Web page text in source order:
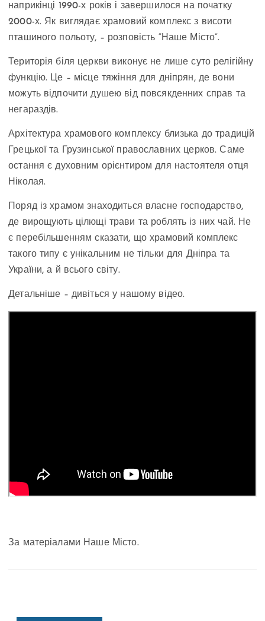
наприкінці 1990-х років і завершилося на початку
2000-х. Як виглядає храмовий комплекс з висоти
пташиного польоту, – розповість “Наше Місто”.
Територія біля церкви виконує не лише суто релігійну
функцію. Це – місце тяжіння для дніпрян, де вони
можуть відпочити душею від повсякденних справ та
негараздів.
Архітектура храмового комплексу близька до традицій
Грецької та Грузинської православних церков. Саме
остання є духовним орієнтиром для настоятеля отця
Ніколая.
Поряд із храмом знаходиться власне господарство,
де вирощують цілющі трави та роблять із них чай. Не
є перебільшенням сказати, що храмовий комплекс
такого типу є унікальним не тільки для Дніпра та
України, а й всього світу.
Детальніше – дивіться у нашому відео.
За матеріалами Наше Місто.